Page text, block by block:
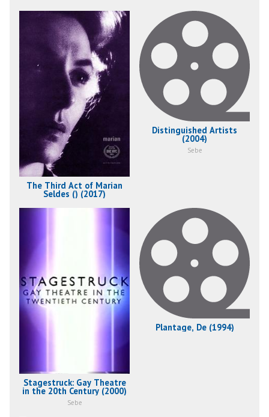
The Third Act of Marian
Seldes () (2017)
Distinguished Artists
(2004)
Sebe
Stagestruck: Gay Theatre
in the 20th Century (2000)
Sebe
Plantage, De (1994)